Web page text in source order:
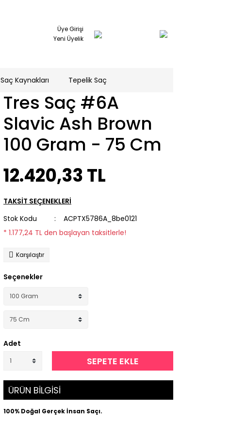
Üye Girişi
Yeni Üyelik
Saç Kaynakları Tepelik Saç
Tres Saç #6A
Slavic Ash Brown
100 Gram - 75 Cm
12.420,33 TL
TAKSİT SEÇENEKLERİ
Stok Kodu
ACPTX5786A_8be0121
* 1.177,24 TL den başlayan taksitlerle!
Karşılaştır
Seçenekler
Adet
SEPETE EKLE
ÜRÜN BİLGİSİ
100% Doğal Gerçek İnsan Saçı.